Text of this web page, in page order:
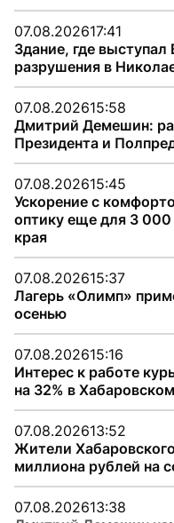
07.08.202617:41
Здание, где
разрушения в
07.08.202615:58
Дмитрий Демешин:
Президента и
07.08.202615:45
Ускорение с
оптику еще для 3 000
края
07.08.202615:37
Лагерь «Олимп»
осенью
07.08.202615:16
Интерес к работе
на 32% в
07.08.202613:52
Жители
миллиона рублей на
07.08.202613:38